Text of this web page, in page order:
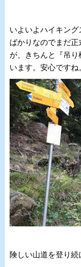
いよいよハイキン
ばかりなのでまだ
が、きちんと『吊
います。安心ですね
険しい山道を登り続